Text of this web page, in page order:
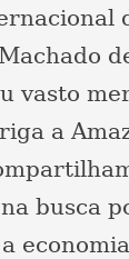
vasto
a
busca